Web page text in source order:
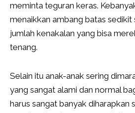
meminta teguran keras.
menaikkan ambang batas sedikit
jumlah kenakalan yang bisa
tenang.
Selain itu anak-anak sering
yang sangat alami dan normal
harus sangat banyak diharapkan